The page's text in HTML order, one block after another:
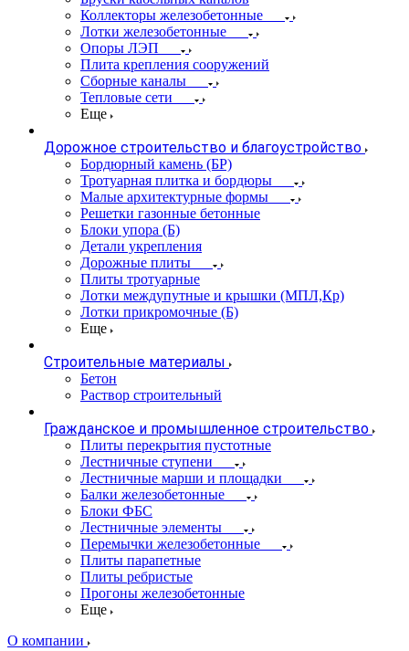
Коллекторы железобетонные
Лотки железобетонные
Опоры ЛЭП
Плита крепления сооружений
Сборные каналы
Тепловые сети
Еще
Дорожное строительство и благоустройство
Бордюрный камень (БР)
Тротуарная плитка и бордюры
Малые архитектурные формы
Решетки газонные бетонные
Блоки упора (Б)
Детали укрепления
Дорожные плиты
Плиты тротуарные
Лотки междупутные и крышки (МПЛ,Кр)
Лотки прикромочные (Б)
Еще
Строительные материалы
Бетон
Раствор строительный
Гражданское и промышленное строительство
Плиты перекрытия пустотные
Лестничные ступени
Лестничные марши и площадки
Балки железобетонные
Блоки ФБС
Лестничные элементы
Перемычки железобетонные
Плиты парапетные
Плиты ребристые
Прогоны железобетонные
Еще
О компании